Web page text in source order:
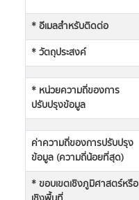
* อีเมลสำหรับติดต่อ
* วัตถุประสงค์
* หน่วยความถี่ของการ
ปรับปรุงข้อมูล
ค่าความถี่ของการปรับปรุง
ข้อมูล (ความถี่น้อยที่สุด)
* ขอบเขตเชิงภูมิศาสตร์หรือ